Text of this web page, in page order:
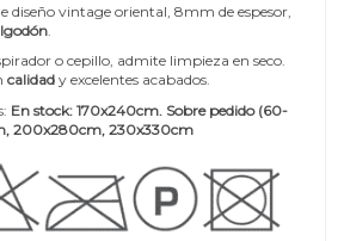
diseño vintage oriental, 8mm de espesor,
o cepillo, admite limpieza en seco.
calidad y excelentes acabados.
En stock: 170x240cm. Sobre pedido (60-
200x280cm, 230x330cm